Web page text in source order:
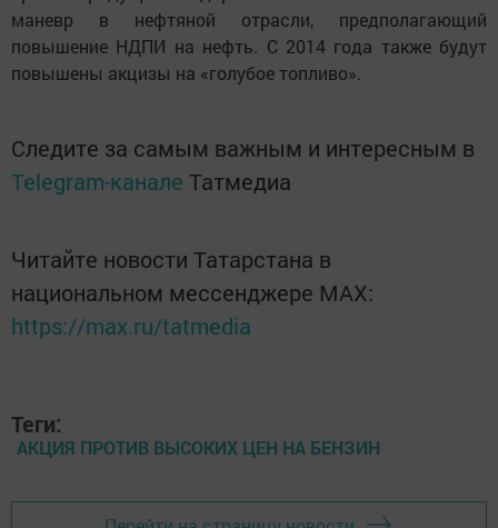
маневр в нефтяной отрасли, предполагающий
повышение НДПИ на нефть. С 2014 года также будут
повышены акцизы на «голубое топливо».
Следите за самым важным и интересным в
Telegram-канале Татмедиа
Читайте новости Татарстана в
национальном мессенджере MАХ:
https://max.ru/tatmedia
Теги:
АКЦИЯ ПРОТИВ ВЫСОКИХ ЦЕН НА БЕНЗИН